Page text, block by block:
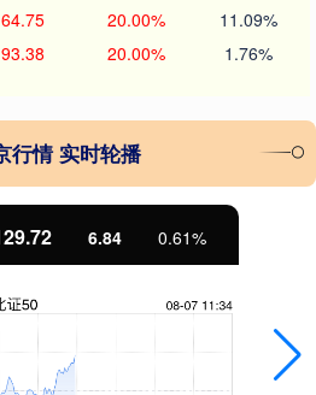
64.75 20.00% 11.09%
93.38 20.00% 1.76%
行情 实时轮播
6.84 0.61%